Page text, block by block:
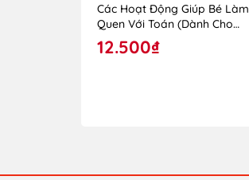
Các Hoạt Động Giúp Bé Làm
Quen Với Toán (Dành Cho
Trẻ Lớp Mẫu Giáo Ghép)
12.500₫